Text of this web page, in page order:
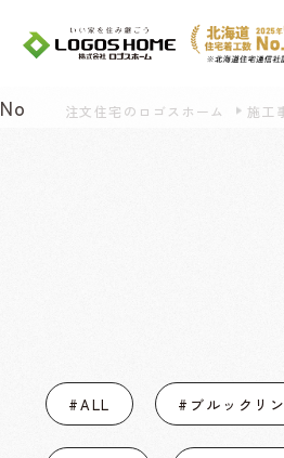
注文住宅のロゴスホーム 施工
#ALL #ブルックリン
Cookie を使用して、お客
No